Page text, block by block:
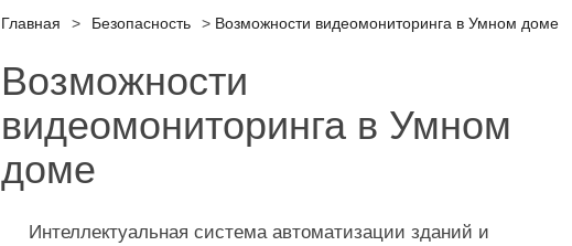
Главная > Безопасность > Возможности видеомониторинга в Умном доме
Возможности
видеомониторинга в Умном
доме
Интеллектуальная система автоматизации зданий и